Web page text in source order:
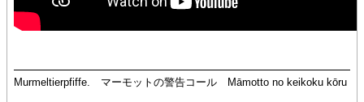
Murmeltierpfiffe. マーモットの警告コール Māmotto no keikoku kōru